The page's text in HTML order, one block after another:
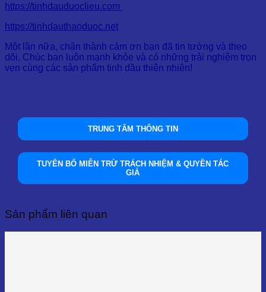
https://tinhdauduoclieu.com
https://tinhdauthaoduoc.net
Một lần nữa, chân thành cảm ơn bạn đã tin tưởng và theo
dõi. Chúc bạn luôn mạnh khỏe và có những trải nghiệm trọn
vẹn cùng các sản phẩm tinh dầu thiên nhiên!
TRUNG TÂM THÔNG TIN
TUYÊN BỐ MIỄN TRỪ TRÁCH NHIỆM & QUYỀN TÁC
GIẢ
Sản phẩm liên quan